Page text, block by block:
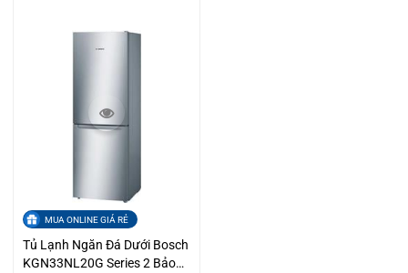
MUA ONLINE GIÁ RẺ
Tủ Lạnh Ngăn Đá Dưới Bosch
KGN33NL20G Series 2 Bảo